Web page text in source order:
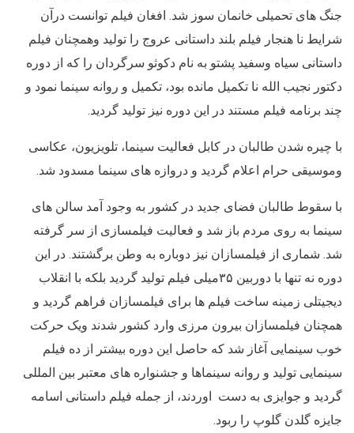
جنگ های تحمیلی خانمان سوز شد. افغان فیلم توانست درآن
شرایط نا هنجار فیلم بلند داستانی عروج را تولید وهمچنان فیلم
داستانی سیاه وسفید پشتو به نام دکوثو سرگردان را که از دوره
دکتور نجیب الله نا تکمیل مانده بود، تکمیل و روانه سینما نمود و
چند برنامه فیلم مستند در این دوره نیز تولید گردید.
با چیره شدن طالبان در کابل فعالیت سینما، تلویزیون، عکاسی
وموسیقی حرام اعلام گردید و دروازه های سینما مسدود شد.
با سقوط طالبان فضای جدید در کشور به وجود آمد سالن های
سینما به روی مردم باز شد و فعالیت فیلمسازی از سر گرفته
شد. شماری از فیلمسازان نیز دوباره به وطن برگشتند. در این
دوره نه تنها با دوربین ۳۵میلی فیلم تولید گردید بلکه با انقلاب
دیجیتلی زمینه ساخت فیلم ها برای فیلمسازان فراهم گردید و
همچنان فیلمسازان بیرون مرزی وارد کشور شدند ویک حرکت
خوب سینمایی آغاز شد که حاصل این دوره بیشتر از ده فیلم
سینمایی تولید و روانه سینماها و جشنواره های معتبر بین المللی
گردید و جوایزی به دست اوردند، از جمله فیلم داستانی اسامه
جایزه گلدن گلوپ را ربود.